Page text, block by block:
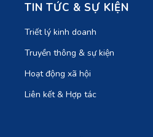
TIN TỨC & SỰ KIỆN
Triết lý kinh doanh
Truyền thông & sự kiện
Hoạt động xã hội
Liên kết & Hợp tác